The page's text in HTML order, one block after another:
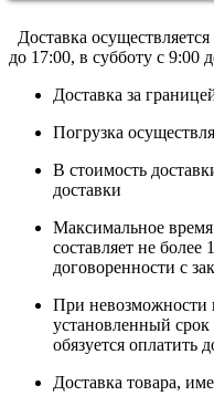
Доставка
до 17:00, в субботу с 9:00
Доставка за
Погрузка
В стоимость
доставки
Максимальное время
составляет не
договоренности с
При невозможности
установленный срок
обязуется оплатить
Доставка товара,